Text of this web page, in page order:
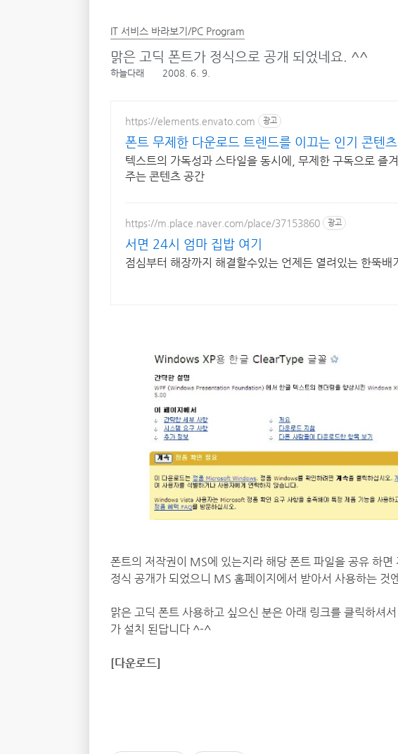
IT 서비스 바라보기/PC Program
맑은 고딕 폰트가 정식으로 공개 되었네요. ^^
하늘다래 2008. 6. 9.
https://elements.envato.com 광고
폰트 무제한 다운로드 트렌드를 이끄는 인기 콘텐츠
텍스트의 가독성과 스타일을 동시에, 무제한 구독으로 즐
주는 콘텐츠 공간
https://m.place.naver.com/place/37153860 광고
서면 24시 엄마 집밥 여기
점심부터 해장까지 해결할수있는 언제든 열려있는 한뚝배
폰트의 저작권이 MS에 있는지라 해당 폰트 파일을 공유 하면
정식 공개가 되었으니 MS 홈페이지에서 받아서 사용하는
맑은 고딕 폰트 사용하고 싶으신 분은 아래 링크를 클릭하셔
가 설치 된답니다 ^-^
[다운로드]